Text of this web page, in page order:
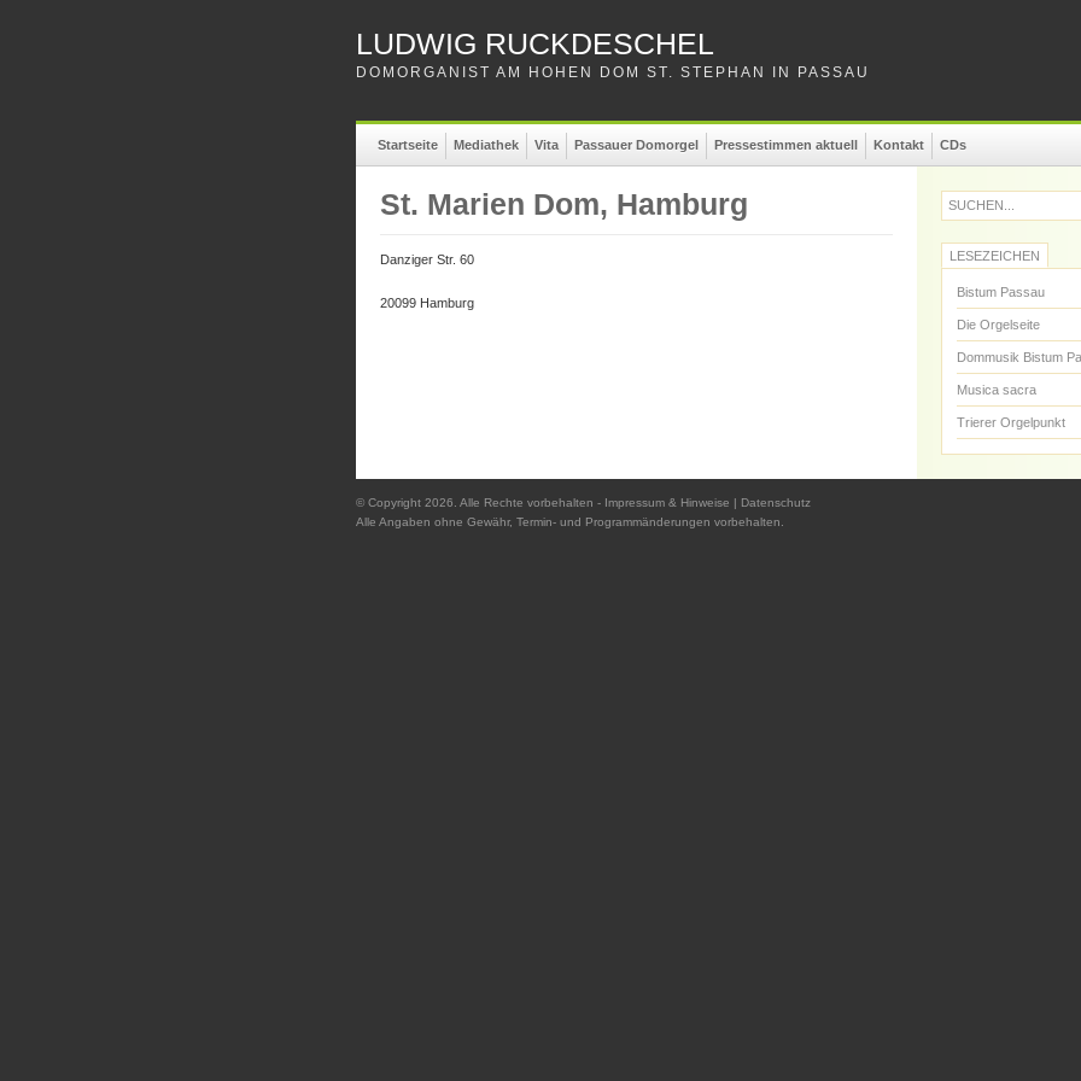
LUDWIG RUCKDESCHEL
DOMORGANIST AM HOHEN DOM ST. STEPHAN IN PASSAU
Startseite Mediathek Vita Passauer Domorgel Pressestimmen aktuell Kontakt CDs
St. Marien Dom, Hamburg
Danziger Str. 60
20099 Hamburg
SUCHEN...
LESEZEICHEN
Bistum Passau
Die Orgelseite
Dommusik Bistum
Musica sacra
Trierer Orgelpunkt
© Copyright 2026. Alle Rechte vorbehalten - Impressum & Hinweise | Datenschutz
Alle Angaben ohne Gewähr, Termin- und Programmänderungen vorbehalten.